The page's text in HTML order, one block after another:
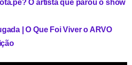
O artista que parou o show
| O Que Foi Viver o ARVO